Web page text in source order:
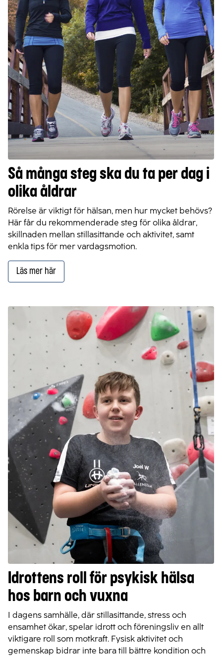
Så många steg ska du ta per dag i
olika åldrar
Rörelse är viktigt för hälsan, men hur mycket behövs?
Här får du rekommenderade steg för olika åldrar,
skillnaden mellan stillasittande och aktivitet, samt
enkla tips för mer vardagsmotion.
Läs mer här
Idrottens roll för psykisk hälsa
hos barn och vuxna
I dagens samhälle, där stillasittande, stress och
ensamhet ökar, spelar idrott och föreningsliv en allt
viktigare roll som motkraft. Fysisk aktivitet och
gemenskap bidrar inte bara till bättre kondition och